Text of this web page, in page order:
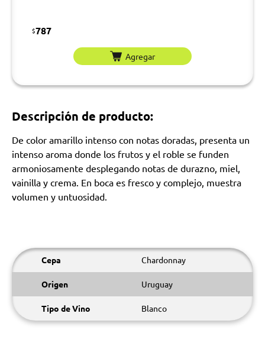
$787
Agregar
Descripción de producto:
De color amarillo intenso con notas doradas, presenta un
intenso aroma donde los frutos y el roble se funden
armoniosamente desplegando notas de durazno, miel,
vainilla y crema. En boca es fresco y complejo, muestra
volumen y untuosidad.
Cepa Chardonnay
Origen Uruguay
Tipo de Vino Blanco